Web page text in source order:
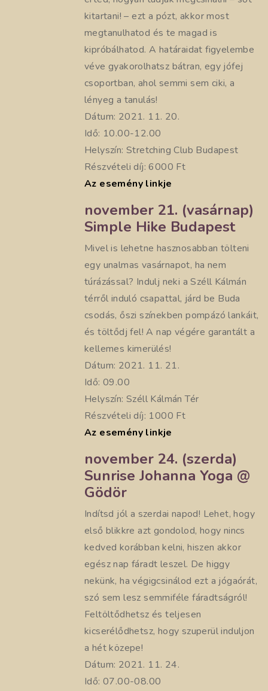
kitartani! – ezt a pózt, akkor most
megtanulhatod és te magad is
kipróbálhatod. A határaidat figyelembe
véve gyakorolhatsz bátran, egy jófej
csoportban, ahol semmi sem ciki, a
lényeg a tanulás!
Dátum: 2021. 11. 20.
Idő: 10.00-12.00
Helyszín: Stretching Club Budapest
Részvételi díj: 6000 Ft
Az esemény linkje
november 21. (vasárnap)
Simple Hike Budapest
Mivel is lehetne hasznosabban tölteni
egy unalmas vasárnapot, ha nem
túrázással? Indulj neki a Széll Kálmán
térről induló csapattal, járd be Buda
csodás, őszi színekben pompázó lankáit,
és töltődj fel! A nap végére garantált a
kellemes kimerülés!
Dátum: 2021. 11. 21.
Idő: 09.00
Helyszín: Széll Kálmán Tér
Részvételi díj: 1000 Ft
Az esemény linkje
november 24. (szerda)
Sunrise Johanna Yoga @
Gödör
Indítsd jól a szerdai napod! Lehet, hogy
első blikkre azt gondolod, hogy nincs
kedved korábban kelni, hiszen akkor
egész nap fáradt leszel. De higgy
nekünk, ha végigcsinálod ezt a jógaórát,
szó sem lesz semmiféle fáradtságról!
Feltöltődhetsz és teljesen
kicserélődhetsz, hogy szuperül induljon
a hét közepe!
Dátum: 2021. 11. 24.
Idő: 07.00-08.00